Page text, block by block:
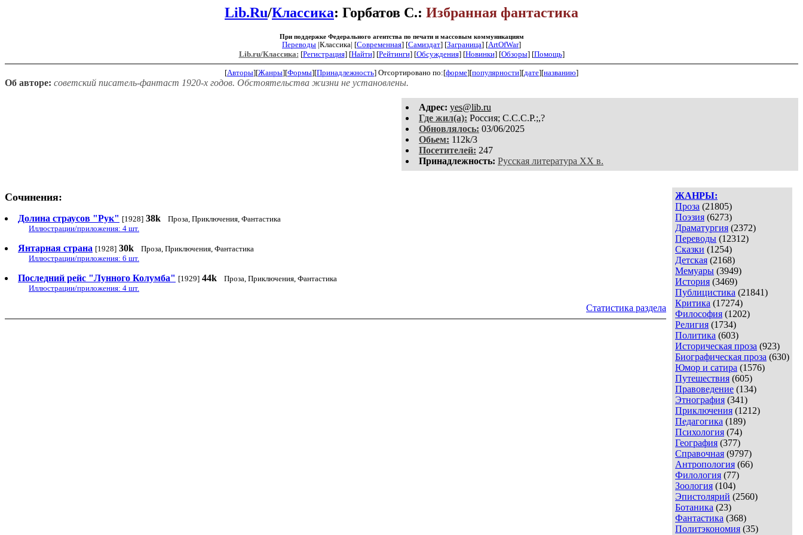
Lib.Ru/Классика: Горбатов С.: Избранная фантастика
При поддержке Федерального агентства по печати и массовым коммуникациям
Переводы |Классика| [Современная] [Самиздат] [Заграница] [ArtOfWar]
Lib.ru/Классика: [Регистрация] [Найти] [Рейтинги] [Обсуждения] [Новинки] [Обзоры] [Помощь]
[Авторы][Жанры][Формы][Принадлежность] Отсортировано по:[форме][популярности][дате][названию]
Об авторе: советский писатель-фантаст 1920-х годов. Обстоятельства жизни не установлены.
Aдpeс: yes@lib.ru
Где жил(а): Россия; С.С.С.Р.;,?
Обновлялось: 03/06/2025
Обьем: 112k/3
Посетителей: 247
Принадлежность: Русская литература XX в.
ЖАНРЫ:
Проза (21805)
Поэзия (6273)
Драматургия (2372)
Переводы (12312)
Сказки (1254)
Детская (2168)
Мемуары (3949)
История (3469)
Публицистика (21841)
Критика (17274)
Философия (1202)
Религия (1734)
Политика (603)
Историческая проза (923)
Биографическая проза (630)
Юмор и сатира (1576)
Путешествия (605)
Правоведение (134)
Этнография (341)
Приключения (1212)
Педагогика (189)
Психология (74)
География (377)
Справочная (9797)
Антропология (66)
Филология (77)
Зоология (104)
Эпистолярий (2560)
Ботаника (23)
Фантастика (368)
Политэкономия (35)
Сочинения:
Долина страусов "Рук" [1928] 38k
Проза, Приключения, Фантастика
Иллюстрации/приложения: 4 шт.
Янтарная страна [1928] 30k
Проза, Приключения, Фантастика
Иллюстрации/приложения: 6 шт.
Последний рейс "Лунного Колумба" [1929] 44k
Проза, Приключения, Фантастика
Иллюстрации/приложения: 4 шт.
Статистика раздела